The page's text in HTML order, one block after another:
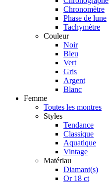
Chronomètre
Phase de lune
Tachymètre
Couleur
Noir
Bleu
Vert
Gris
Argent
Blanc
Femme
Toutes les montres
Styles
Tendance
Classique
Aquatique
Vintage
Matériau
Diamant(s)
Or 18 ct